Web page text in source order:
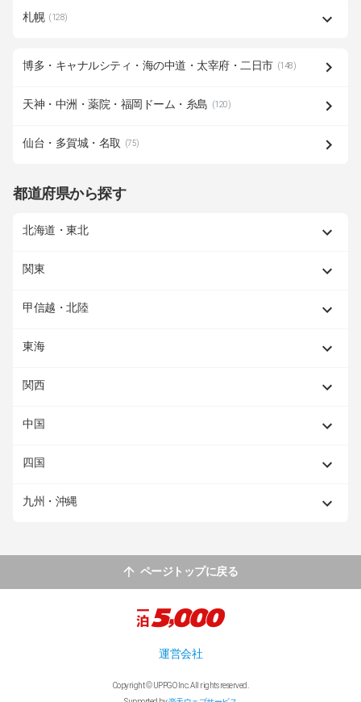
札幌 (128)
博多・キャナルシティ・海の中道・太宰府・二日市 (148)
天神・中洲・薬院・福岡ドーム・糸島 (120)
仙台・多賀城・名取 (75)
都道府県から探す
北海道・東北
関東
甲信越・北陸
東海
関西
中国
四国
九州・沖縄
ページトップに戻る
運営会社
Copyright © UPPGO Inc. All rights reserved.